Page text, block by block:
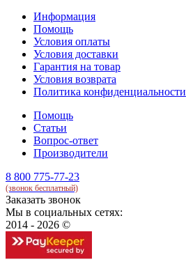
Информация
Помощь
Условия оплаты
Условия доставки
Гарантия на товар
Условия возврата
Политика конфиденциальности
Помощь
Статьи
Вопрос-ответ
Производители
8 800 775-77-23
(звонок бесплатный)
Заказать звонок
Мы в социальных сетях:
2014 - 2026 ©